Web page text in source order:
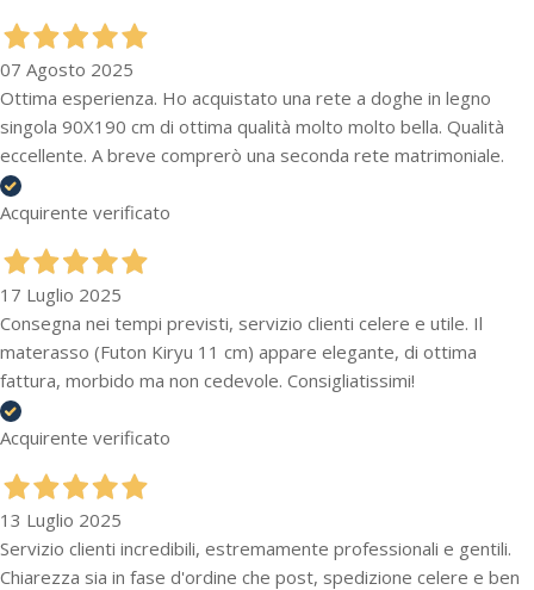
07 Agosto 2025
Ottima esperienza. Ho acquistato una rete a doghe in legno
singola 90X190 cm di ottima qualità molto molto bella. Qualità
eccellente. A breve comprerò una seconda rete matrimoniale.
Acquirente verificato
17 Luglio 2025
Consegna nei tempi previsti, servizio clienti celere e utile. Il
materasso (Futon Kiryu 11 cm) appare elegante, di ottima
fattura, morbido ma non cedevole. Consigliatissimi!
Acquirente verificato
13 Luglio 2025
Servizio clienti incredibili, estremamente professionali e gentili.
Chiarezza sia in fase d'ordine che post, spedizione celere e ben